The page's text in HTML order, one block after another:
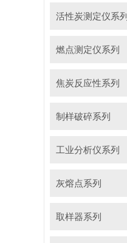
活性炭测定仪系列
燃点测定仪系列
焦炭反应性系列
制样破碎系列
工业分析仪系列
灰熔点系列
取样器系列